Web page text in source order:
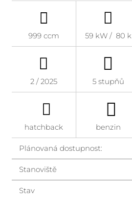
999 ccm 59 kW / 80 k
2 / 2025 5 stupňů
hatchback benzin
Plánovaná dostupnost:
Stanoviště
Stav